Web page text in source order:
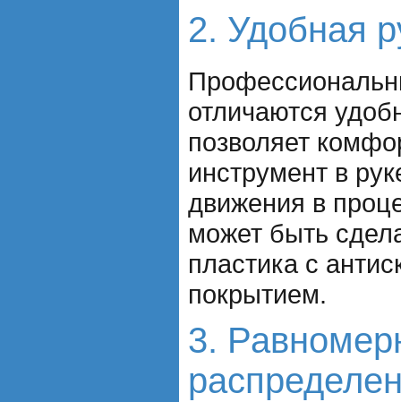
2. Удобная
отличаются
позволяет
инструмент в
движения в
может быть
пластика с
покрытием.
3.